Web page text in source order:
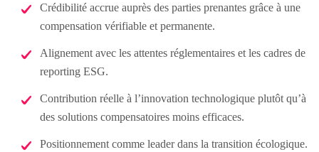
Crédibilité accrue auprès des parties prenantes grâce à une
compensation vérifiable et permanente.
Alignement avec les attentes réglementaires et les cadres de
reporting ESG.
Contribution réelle à l’innovation technologique plutôt qu’à
des solutions compensatoires moins efficaces.
Positionnement comme leader dans la transition écologique.